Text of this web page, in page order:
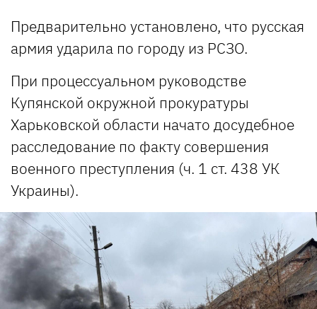
Предварительно установлено, что русская
армия ударила по городу из РСЗО.
При процессуальном руководстве
Купянской окружной прокуратуры
Харьковской области начато досудебное
расследование по факту совершения
военного преступления (ч. 1 ст. 438 УК
Украины).